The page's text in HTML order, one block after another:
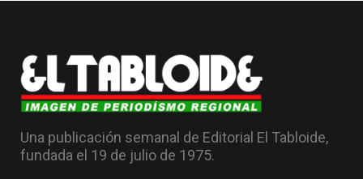
Una publicación semanal de Editorial El Tabloide,
fundada el 19 de julio de 1975.